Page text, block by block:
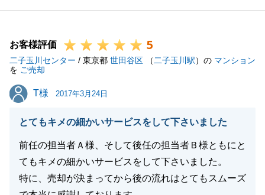
で、スムーズにお取引をすることができました。
合せいただければと思います。
今後ともよろしくお願い致します。
お客様評価 5
二子玉川センター / 東京都 世田谷区 （ 二子玉川駅）の マンション
を ご売却
T様
T様 2017年3月24日
とてもキメの細かいサービスをして下さいました
前任の担当者Ａ様、そして後任の担当者Ｂ様ともにと
てもキメの細かいサービスをして下さいました。
特に、売却が決まってから後の流れはとてもスムーズ